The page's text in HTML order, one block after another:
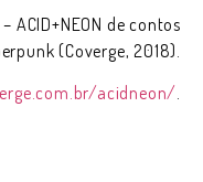
ACID+NEON de contos
(Coverge, 2018).
acidneon/